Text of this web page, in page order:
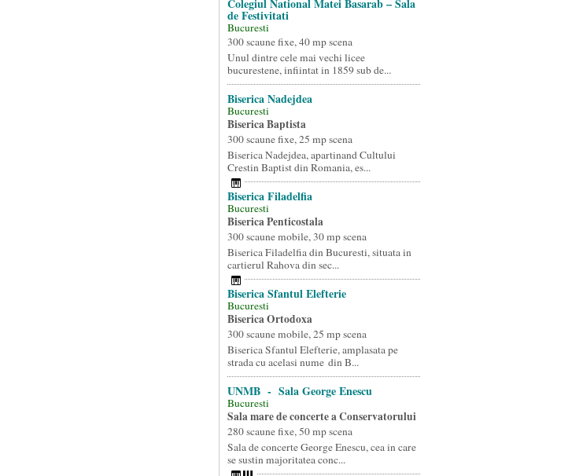
Colegiul National Matei Basarab – Sala
de Festivitati
Bucuresti
300 scaune fixe, 40 mp scena
Unul dintre cele mai vechi licee
bucurestene, infiintat in 1859 sub de...
Biserica Nadejdea
Bucuresti
Biserica Baptista
300 scaune fixe, 25 mp scena
Biserica Nadejdea, apartinand Cultului
Crestin Baptist din Romania, es...
Biserica Filadelfia
Bucuresti
Biserica Penticostala
300 scaune mobile, 30 mp scena
Biserica Filadelfia din Bucuresti, situata in
cartierul Rahova din sec...
Biserica Sfantul Elefterie
Bucuresti
Biserica Ortodoxa
300 scaune mobile, 25 mp scena
Biserica Sfantul Elefterie, amplasata pe
strada cu acelasi nume din B...
UNMB - Sala George Enescu
Bucuresti
Sala mare de concerte a Conservatorului
280 scaune fixe, 50 mp scena
Sala de concerte George Enescu, cea in care
se sustin majoritatea conc...